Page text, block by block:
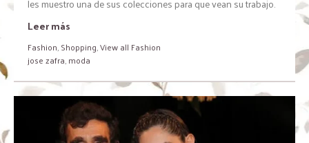
les muestro una de sus colecciones para que vean su trabajo.
Leer más
Fashion,Shopping,View all Fashion
jose zafra,moda